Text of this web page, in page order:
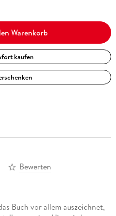
Warenkorb
kaufen
Bewerten
Buch vor allem auszeichnet,